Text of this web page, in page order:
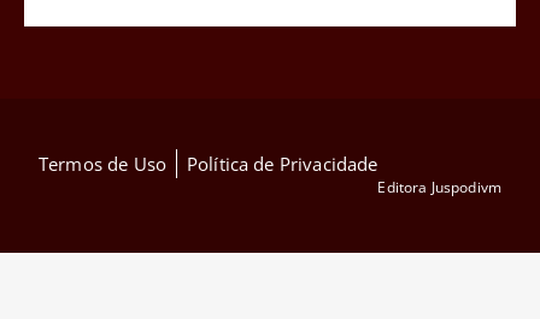
Termos de Uso Política de Privacidade
Editora Juspodivm